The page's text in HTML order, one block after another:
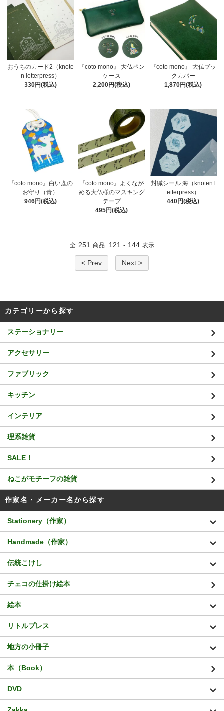
おうちのカード2（knote
n letterpress）
330円(税込)
『coto mono』 大仏ペン
ケース
2,200円(税込)
『coto mono』 大仏ブッ
クカバー
1,870円(税込)
『coto mono』白い鹿の
お守り（青）
946円(税込)
『coto mono』よくなが
める大仏様のマスキング
テープ
495円(税込)
封緘シール 海（knoten l
etterpress）
440円(税込)
全 251 商品 121 - 144 表示
< Prev Next >
カテゴリーから探す
ステーショナリー
アクセサリー
ファブリック
キッチン
インテリア
理系雑貨
SALE！
ねこがモチーフの雑貨
作家名・メーカー名から探す
Stationery（作家）
Handmade（作家）
伝統こけし
チェコの仕掛け絵本
絵本
リトルプレス
地方の小冊子
本（Book）
DVD